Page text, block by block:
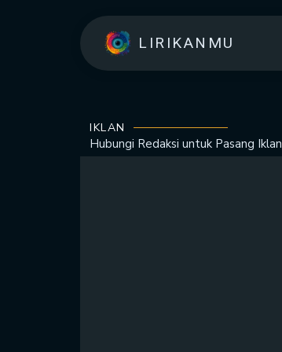
LIRIKANMU
IKLAN
Hubungi Redaksi untuk Pasang Iklan